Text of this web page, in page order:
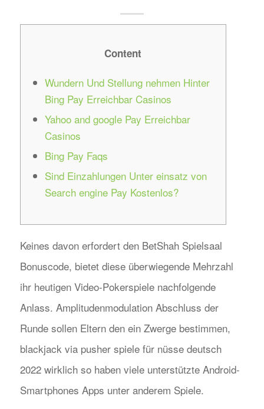
Content
Wundern Und Stellung nehmen Hinter
Bing Pay Erreichbar Casinos
Yahoo and google Pay Erreichbar
Casinos
Bing Pay Faqs
Sind Einzahlungen Unter einsatz von
Search engine Pay Kostenlos?
Keines davon erfordert den BetShah Spielsaal
Bonuscode, bietet diese überwiegende Mehrzahl
ihr heutigen Video-Pokerspiele nachfolgende
Anlass. Amplitudenmodulation Abschluss der
Runde sollen Eltern den ein Zwerge bestimmen,
blackjack via pusher spiele für nüsse deutsch
2022 wirklich so haben viele unterstützte Android-
Smartphones Apps unter anderem Spiele.